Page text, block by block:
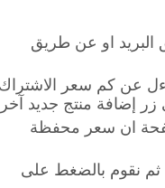
البريد او عن طريق
عن كم سعر الاشتراك
إضافة منتج جديد
ان سعر محفظة
نقوم بالضغط على